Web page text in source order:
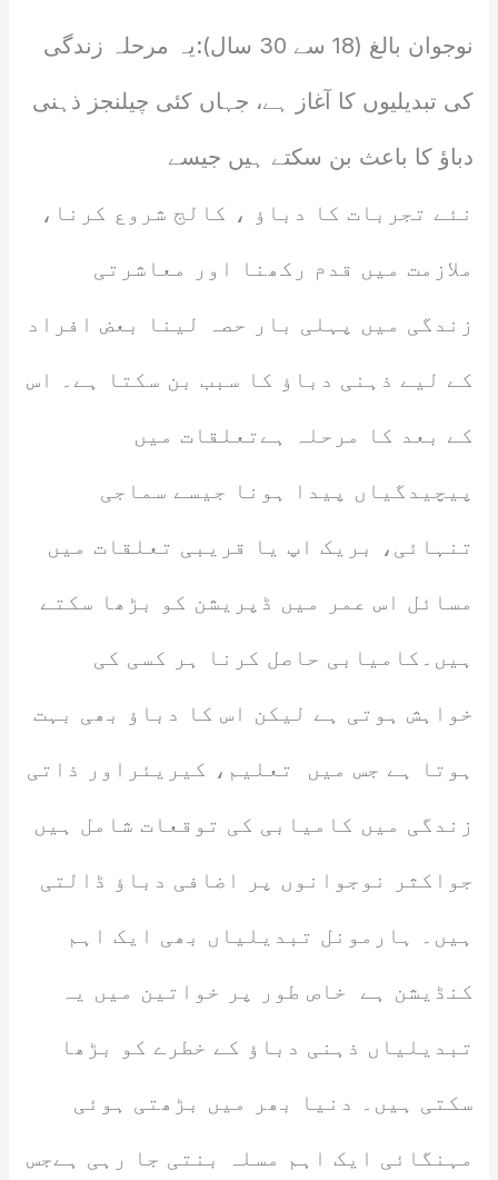
نوجوان بالغ (18 سے 30 سال):یہ مرحلہ زندگی
کی تبدیلیوں کا آغاز ہے، جہاں کئی چیلنجز ذہنی
دباؤ کا باعث بن سکتے ہیں جیسے
نئے تجربات کا دباؤ ، کالج شروع کرنا،
ملازمت میں قدم رکھنا اور معاشرتی
زندگی میں پہلی بار حصہ لینا بعض افراد
کے لیے ذہنی دباؤ کا سبب بن سکتا ہے۔ اس
کے بعد کا مرحلہ ہےتعلقات میں
پیچیدگیاں پیدا ہونا جیسے سماجی
تنہائی، بریک اپ یا قریبی تعلقات میں
مسائل اس عمر میں ڈپریشن کو بڑھا سکتے
ہیں۔کامیابی حاصل کرنا ہر کسی کی
خواہش ہوتی ہے لیکن اس کا دباؤ بھی بہت
ہوتا ہے جس میں تعلیم، کیریئراور ذاتی
زندگی میں کامیابی کی توقعات شامل ہیں
جواکثر نوجوانوں پر اضافی دباؤ ڈالتی
ہیں۔ ہارمونل تبدیلیاں بھی ایک اہم
کنڈیشن ہے خاص طور پر خواتین میں یہ
تبدیلیاں ذہنی دباؤ کے خطرے کو بڑھا
سکتی ہیں۔ دنیا بھر میں بڑھتی ہوئی
مہنگائی ایک اہم مسلہ بنتی جا رہی ہےجس